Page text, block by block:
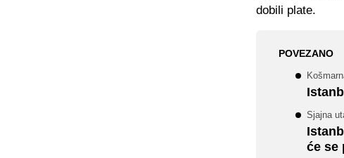
dobili plate.
POVEZANO
Sjajna
će se